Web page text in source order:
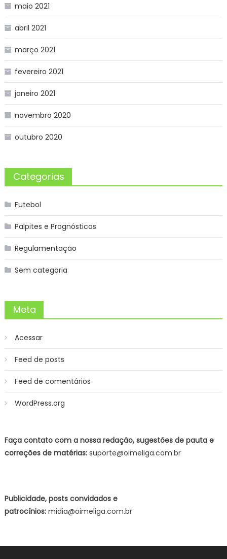
maio 2021
abril 2021
março 2021
fevereiro 2021
janeiro 2021
novembro 2020
outubro 2020
Categorias
Futebol
Palpites e Prognósticos
Regulamentação
Sem categoria
Meta
Acessar
Feed de posts
Feed de comentários
WordPress.org
Faça contato com a nossa redação, sugestões de pauta e
correções de matérias:suporte@oimeliga.com.br
Publicidade, posts convidados e
patrocínios:midia@oimeliga.com.br